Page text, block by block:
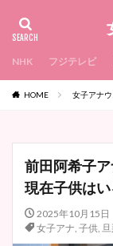
NHK フジテレビ
HOME 女子アナ
前田阿希子
現在子供はい
2025年10月15日
女子アナ, 子供, 旦